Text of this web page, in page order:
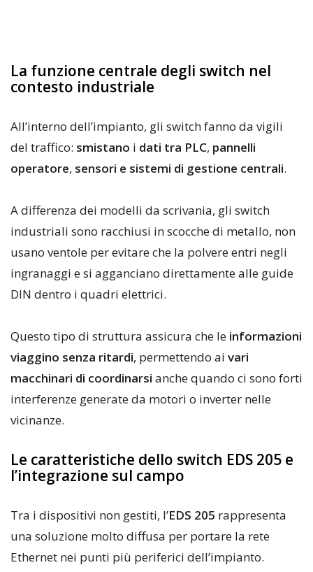
La funzione centrale degli switch nel
contesto industriale
All’interno dell’impianto, gli switch fanno da vigili
del traffico: smistano i dati tra PLC, pannelli
operatore, sensori e sistemi di gestione centrali.
A differenza dei modelli da scrivania, gli switch
industriali sono racchiusi in scocche di metallo, non
usano ventole per evitare che la polvere entri negli
ingranaggi e si agganciano direttamente alle guide
DIN dentro i quadri elettrici.
Questo tipo di struttura assicura che le informazioni
viaggino senza ritardi, permettendo ai vari
macchinari di coordinarsi anche quando ci sono forti
interferenze generate da motori o inverter nelle
vicinanze.
Le caratteristiche dello switch EDS 205 e
l’integrazione sul campo
Tra i dispositivi non gestiti, l’EDS 205 rappresenta
una soluzione molto diffusa per portare la rete
Ethernet nei punti più periferici dell’impianto.